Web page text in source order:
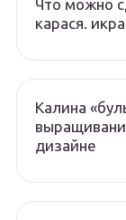
Что можно
карася.
Калина
дизайне